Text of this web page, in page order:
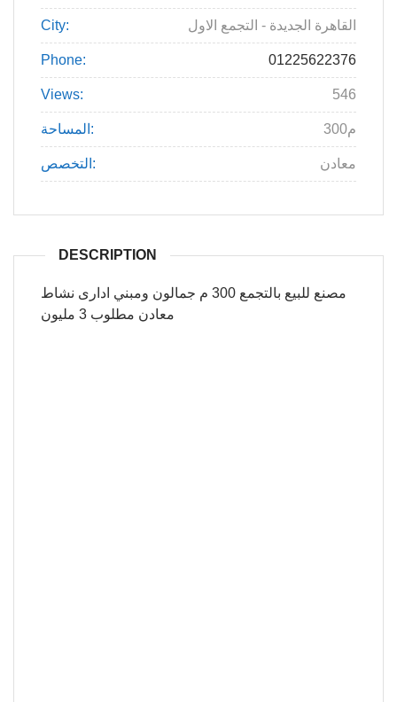
City: القاهرة الجديدة - التجمع الاول
Phone: 01225622376
Views: 546
المساحة: 300م
التخصص: معادن
DESCRIPTION
مصنع للبيع بالتجمع 300 م جمالون ومبني ادارى نشاط
معادن مطلوب 3 مليون